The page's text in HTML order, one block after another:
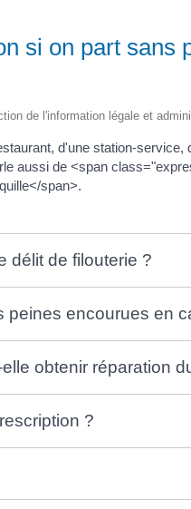
si on part sans
de l'information légale et
d'une station-
aussi de <span
span>.
délit de filouterie ?
peines encourues en
obtenir réparation
?